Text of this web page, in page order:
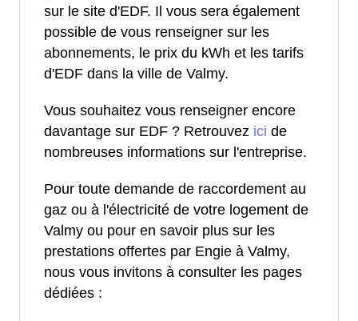
sur le site d'EDF. Il vous sera également
possible de vous renseigner sur les
abonnements, le prix du kWh et les tarifs
d'EDF dans la ville de Valmy.
Vous souhaitez vous renseigner encore
davantage sur EDF ? Retrouvez ici de
nombreuses informations sur l'entreprise.
Pour toute demande de raccordement au
gaz ou à l'électricité de votre logement de
Valmy ou pour en savoir plus sur les
prestations offertes par Engie à Valmy,
nous vous invitons à consulter les pages
dédiées :